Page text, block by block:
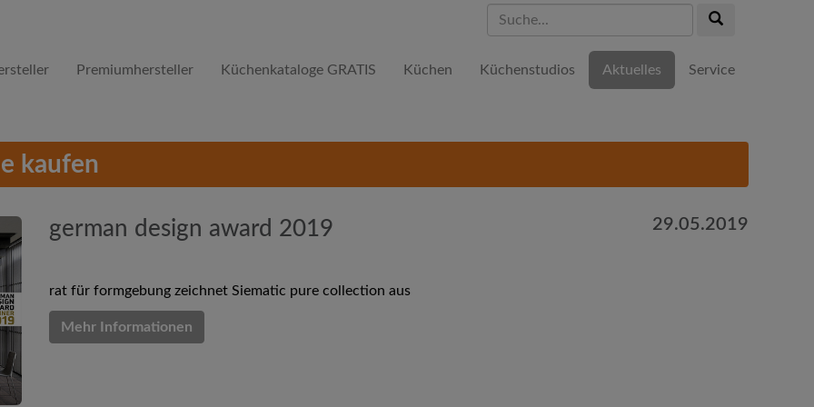
Suche...
Premiumhersteller Küchenkataloge GRATIS Küchen Küchenstudios Aktuelles Service
kaufen
german design award 2019 29.05.2019
rat für formgebung zeichnet Siematic pure collection aus
Mehr Informationen